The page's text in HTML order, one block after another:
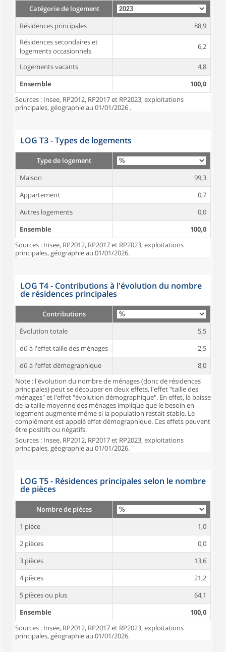
Catégorie de logement
Résidences principales
88,9
Résidences secondaires et
logements occasionnels
6,2
Logements vacants
4,8
Ensemble
100,0
Sources : Insee, RP2012, RP2017 et RP2023, exploitations
principales, géographie au 01/01/2026 .
LOG T3 - Types de logements
Type de logement
Maison
99,3
Appartement
0,7
Autres logements
0,0
Ensemble
100,0
Sources : Insee, RP2012, RP2017 et RP2023, exploitations
principales, géographie au 01/01/2026.
LOG T4 - Contributions à l'évolution du nombre
de résidences principales
Contributions
Évolution totale
5,5
dû à l'effet taille des ménages
–2,5
dû à l'effet démographique
8,0
Note : l'évolution du nombre de ménages (donc de résidences
principales) peut se découper en deux effets, l'effet "taille des
ménages" et l'effet "évolution démographique". En effet, la baisse
de la taille moyenne des ménages implique que le besoin en
logement augmente même si la population restait stable. Le
complément est appelé effet démographique. Ces effets peuvent
être positifs ou négatifs.
Sources : Insee, RP2012, RP2017 et RP2023, exploitations
principales, géographie au 01/01/2026.
LOG T5 - Résidences principales selon le nombre
de pièces
Nombre de pièces
1 pièce
1,0
2 pièces
0,0
3 pièces
13,6
4 pièces
21,2
5 pièces ou plus
64,1
Ensemble
100,0
Sources : Insee, RP2012, RP2017 et RP2023, exploitations
principales, géographie au 01/01/2026.